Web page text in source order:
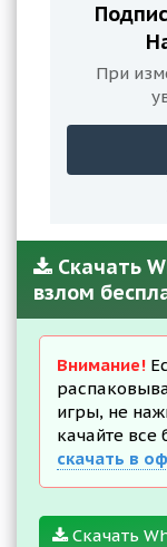
При
Скачать
взлом
Внимание!
игры, не
качайте все
скачать в
Скачать